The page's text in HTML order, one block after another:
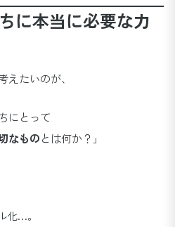
に本当に必要な力
たいのが、
にとって
なものとは何か？」
化…。